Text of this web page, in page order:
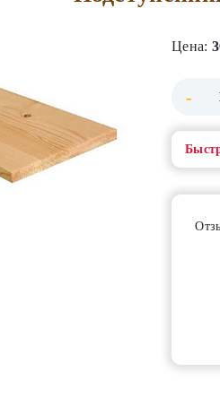
Цена:
-